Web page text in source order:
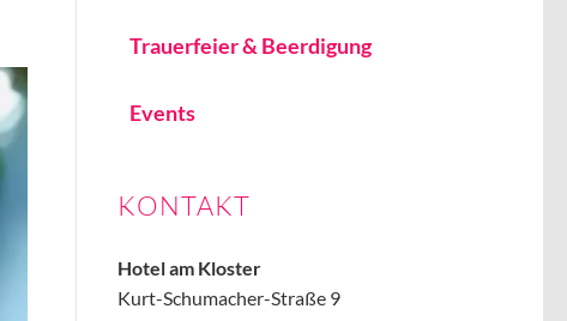
Trauerfeier & Beerdigung
Events
KONTAKT
Hotel am Kloster
Kurt-Schumacher-Straße 9